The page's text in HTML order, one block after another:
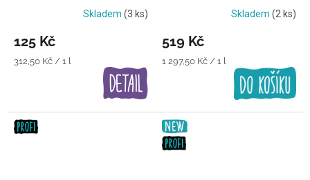
průsvitná barva
Skladem (3 ks)
125 Kč
Měrná
312,50 Kč / 1 l
Transparentní lak
Skladem (2 ks)
519 Kč
Měrná
1 297,50 Kč / 1 l